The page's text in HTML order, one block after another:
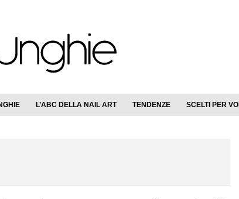
L’ABC DELLA NAIL ART TENDENZE SCELTI PER VOI